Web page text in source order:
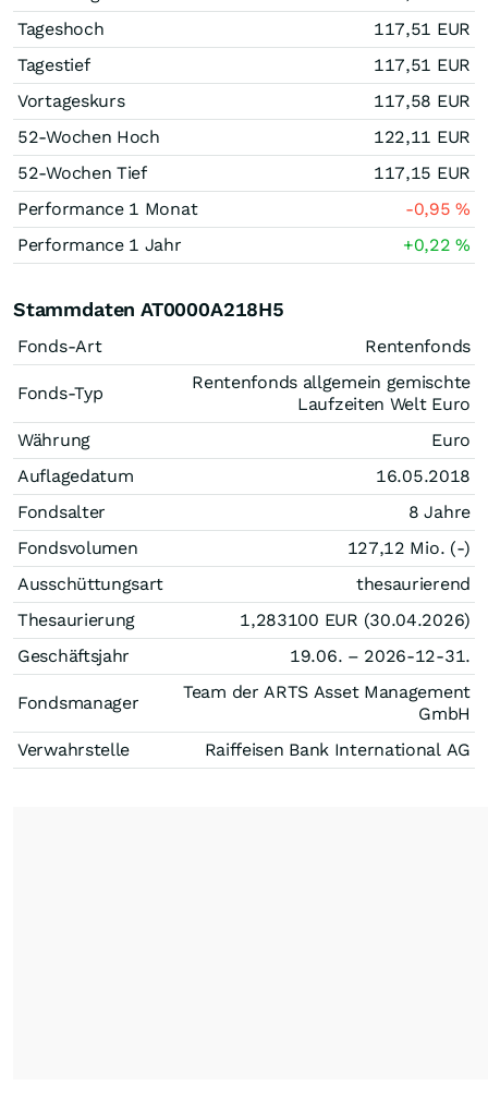
Tageshoch
117,51 EUR
Tagestief
117,51 EUR
Vortageskurs
117,58 EUR
52-Wochen Hoch
122,11 EUR
52-Wochen Tief
117,15 EUR
Performance 1 Monat
-0,95%
Performance 1 Jahr
+0,22%
Stammdaten AT0000A218H5
Fonds-Art Rentenfonds
Fonds-Typ
Rentenfonds allgemein gemischte
Laufzeiten Welt Euro
Währung
Euro
Auflagedatum
16.05.2018
Fondsalter
8 Jahre
Fondsvolumen
127,12 Mio. (-)
Ausschüttungsart
thesaurierend
Thesaurierung
1,283100 EUR (30.04.2026)
Geschäftsjahr
19.06. – 2026-12-31.
Fondsmanager
Team der ARTS Asset Management
GmbH
Verwahrstelle
Raiffeisen Bank International AG